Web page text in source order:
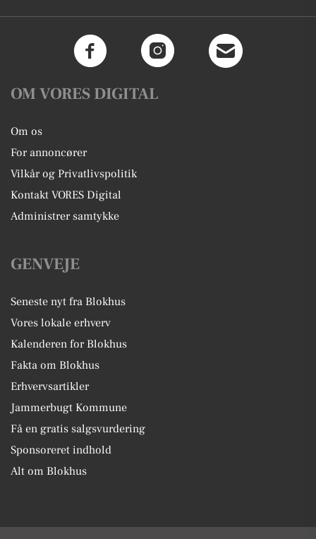
OM VORES DIGITAL
Om os
For annoncører
Vilkår og Privatlivspolitik
Kontakt VORES Digital
Administrer samtykke
GENVEJE
Seneste nyt fra Blokhus
Vores lokale erhverv
Kalenderen for Blokhus
Fakta om Blokhus
Erhvervsartikler
Jammerbugt Kommune
Få en gratis salgsvurdering
Sponsoreret indhold
Alt om Blokhus